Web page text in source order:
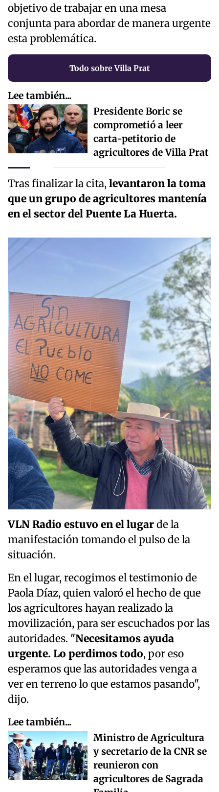
objetivo de trabajar en una mesa
conjunta para abordar de manera urgente
esta problemática.
Todo sobre Villa Prat
Lee también...
Presidente Boric se
comprometió a leer
carta-petitorio de
agricultores de Villa Prat
Tras finalizar la cita,levantaron la toma
que un grupo de agricultores mantenía
en el sector del Puente La Huerta.
VLN Radio estuvo en el lugarde la
manifestación tomando el pulso de la
situación.
En el lugar, recogimos el testimonio de
Paola Díaz, quien valoró el hecho de que
los agricultores hayan realizado la
movilización, para ser escuchados por las
autoridades. "Necesitamos ayuda
urgente. Lo perdimos todo, por eso
esperamos que las autoridades venga a
ver en terreno lo que estamos pasando",
dijo.
Lee también...
Ministro de Agricultura
y secretario de la CNR se
reunieron con
agricultores de Sagrada